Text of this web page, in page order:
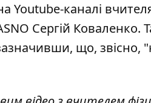
Youtube-каналі
Сергій Коваленко.
що, звісно,